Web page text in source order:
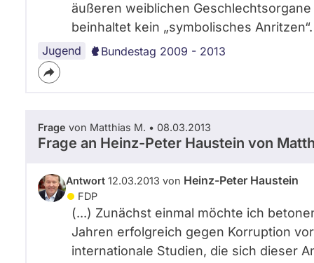
äußeren weiblichen
beinhaltet kein „symbolisches
Jugend Bundestag 2009 - 2013
Frage von Matthias M. • 08.03.2013
Frage an Heinz-Peter Haustein von
Antwort 12.03.2013 von Heinz-Peter Haustein
FDP
(...) Zunächst einmal möchte ich
Jahren erfolgreich gegen Korruption
internationale Studien, die sich dieser